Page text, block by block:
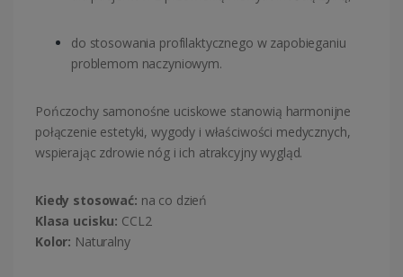
do stosowania profilaktycznego w zapobieganiu
problemom naczyniowym.
Pończochy samonośne uciskowe stanowią harmonijne
połączenie estetyki, wygody i właściwości medycznych,
wspierając zdrowie nóg i ich atrakcyjny wygląd.
Kiedy stosować: na co dzień
Klasa ucisku: CCL2
Kolor: Naturalny